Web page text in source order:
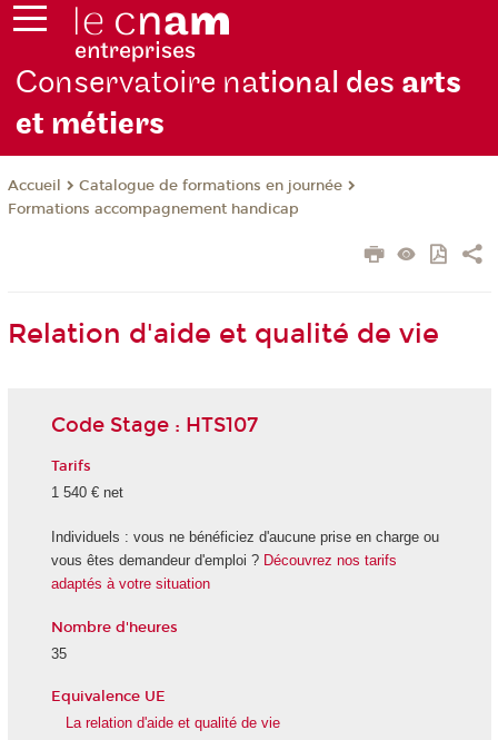
Conservatoire national des arts
et métiers
Accueil
Catalogue de formations en journée
Formations accompagnement handicap
Relation d'aide et qualité de vie
Code Stage : HTS107
Tarifs
1 540 € net
Individuels : vous ne bénéficiez d'aucune prise en charge ou
vous êtes demandeur d'emploi ? Découvrez nos tarifs
adaptés à votre situation
Nombre d'heures
35
Equivalence UE
La relation d'aide et qualité de vie